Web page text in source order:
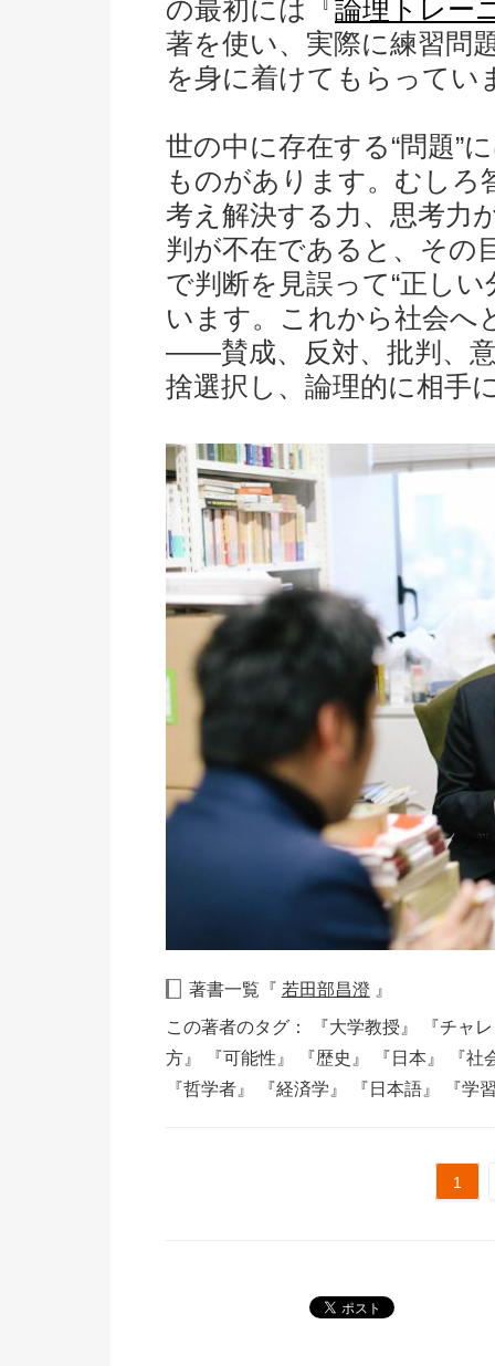
の最初には『 論理トレー
著を使い、実際に練習問
を身に着けてもらってい
世の中に存在する“問題”
ものがあります。むしろ
考え解決する力、思考力
判が不在であると、その
で判断を見誤って“正し
います。これから社会へ
――賛成、反対、批判、
捨選択し、論理的に相手
著書一覧『 若田部昌澄 』
この著者のタグ：
『大学教授』
『チャ
方』
『可能性』 『歴史』 『日本』
『社
『哲学者』
『経済学』 『日本語』 『学
1